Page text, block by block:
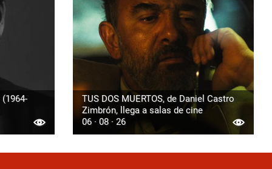
TUS DOS MUERTOS, de Daniel Castro
Zimbrón, llega a salas de cine
06 · 08 · 26